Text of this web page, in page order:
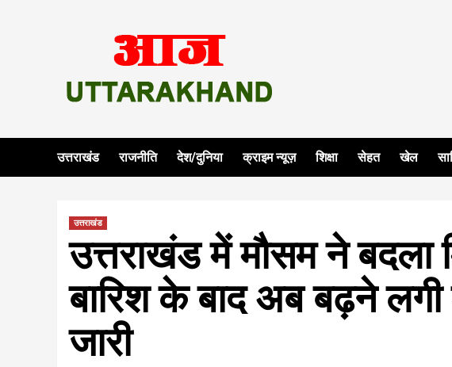
उत्तराखंड राजनीति देश/दुनिया क्राइम न्यूज़ शिक्षा सेहत खेल
उत्तराखंड
उत्तराखंड में मौसम ने बदला
बारिश के बाद अब बढ़ने लगी
जारी